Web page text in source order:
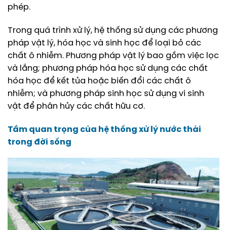
phép.
Trong quá trình xử lý, hệ thống sử dụng các phương
pháp vật lý, hóa học và sinh học để loại bỏ các
chất ô nhiễm. Phương pháp vật lý bao gồm việc lọc
và lắng; phương pháp hóa học sử dụng các chất
hóa học để kết tủa hoặc biến đổi các chất ô
nhiễm; và phương pháp sinh học sử dụng vi sinh
vật để phân hủy các chất hữu cơ.
Tầm quan trọng của hệ thống xử lý nước thải
trong đời sống